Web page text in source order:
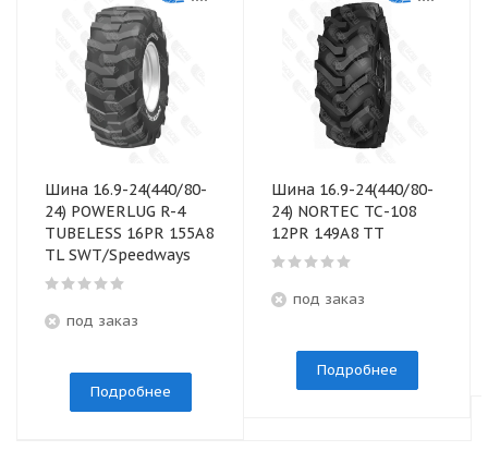
Шина 16.9-24(440/80-
24) POWERLUG R-4
TUBELESS 16PR 155А8
TL SWT/Speedways
под заказ
Подробнее
Шина 16.9-24(440/80-
24) NORTEC ТС-108
12PR 149A8 TТ
под заказ
Подробнее